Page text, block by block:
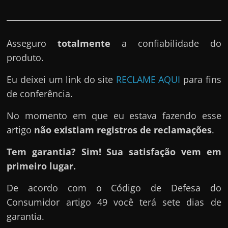
Assegurototalmente a confiabilidade do
produto.
Eu deixei um link do site RECLAME AQUI para fins
de conferência.
No momento em que eu estava fazendo esse
artigo não existiam registros de reclamações.
Tem garantia? Sim! Sua satisfação vem em
primeiro lugar.
De acordo com o Código de Defesa do
Consumidor artigo 49 você terá sete dias de
garantia.